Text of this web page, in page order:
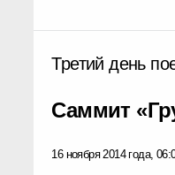
Третий день
Саммит
16 ноября 2014 года,